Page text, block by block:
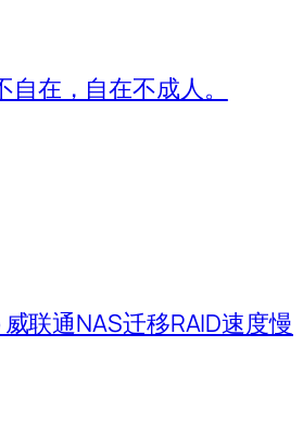
自在，自在不成人。
联通NAS迁移RAID速度慢